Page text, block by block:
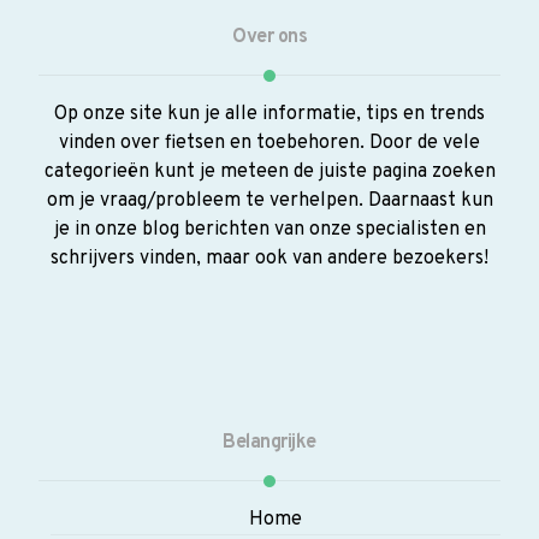
Over ons
Op onze site kun je alle informatie, tips en trends
vinden over fietsen en toebehoren. Door de vele
categorieën kunt je meteen de juiste pagina zoeken
om je vraag/probleem te verhelpen. Daarnaast kun
je in onze blog berichten van onze specialisten en
schrijvers vinden, maar ook van andere bezoekers!
Belangrijke
Home